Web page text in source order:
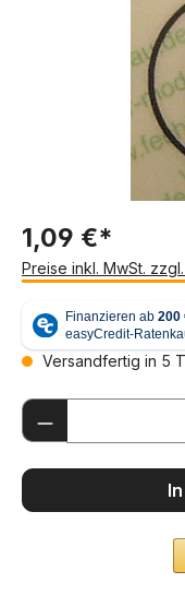
1,09 €*
Preise inkl. MwSt.
Versandfertig in 5
Produkt